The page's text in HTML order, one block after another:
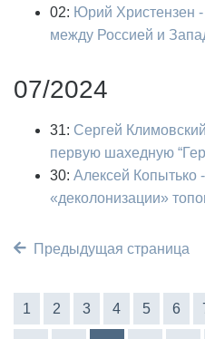
02: Юрий Христензен
между Россией и
07/2024
31: Сергей
первую шахедную
30: Алексей Копытько
«деколонизации»
Предыдущая страница
1 2 3 4 5 6